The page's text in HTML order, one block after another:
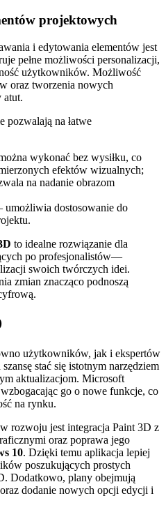
projektowych
i edytowania elementów jest
pełne możliwości personalizacji,
użytkowników. Możliwość
oraz tworzenia nowych
atut.
pozwalają na łatwe
wykonać bez wysiłku, co
efektów wizualnych;
na nadanie obrazom
umożliwia dostosowanie do
to idealne rozwiązanie dla
po profesjonalistów—
swoich twórczych idei.
zmian znacząco podnoszą
użytkowników, jak i ekspertów
stać się istotnym narzędziem
aktualizacjom. Microsoft
go o nowe funkcje, co
na rynku.
rozwoju jest integracja Paint 3D z
oraz poprawa jego
10. Dzięki temu aplikacja lepiej
poszukujących prostych
Dodatkowo, plany obejmują
dodanie nowych opcji edycji i